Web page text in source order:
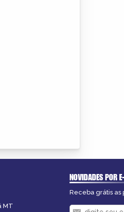
MT
NOVIDADES POR
Receba grátis as